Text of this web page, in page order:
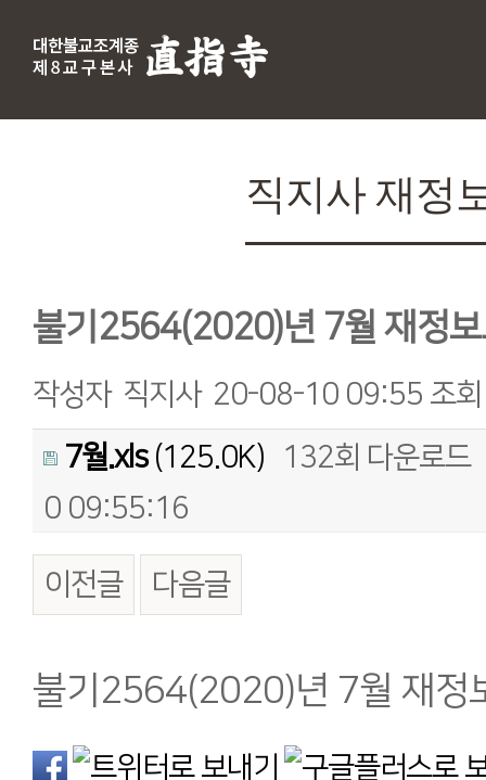
직지사 재정
불기2564(2020)년 7월 재정
작성자 직지사 20-08-10 09:55 조회
7월.xls(125.0K)
132회 다운로드
0 09:55:16
이전글 다음글
본문
불기2564(2020)년 7월 재정